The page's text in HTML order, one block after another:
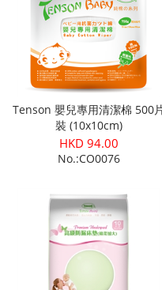
Tenson 嬰兒專用清潔棉 500
裝 (10x10cm)
HKD 94.00
No.:CO0076